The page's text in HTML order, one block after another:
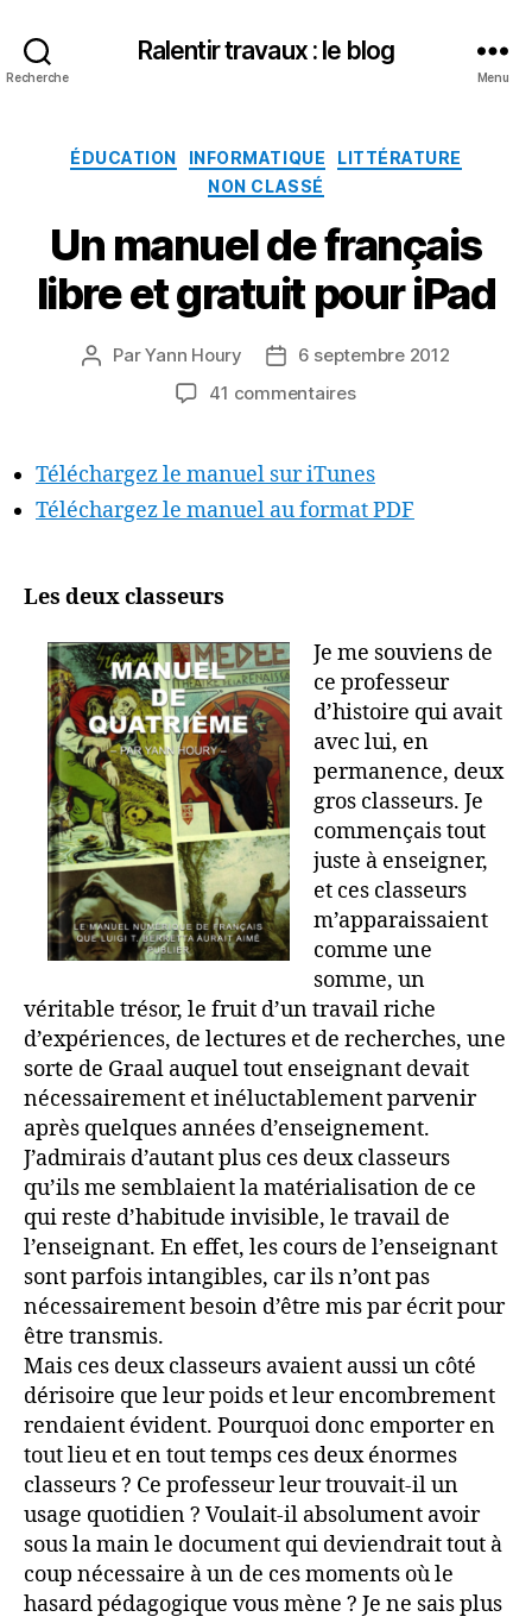
Recherche
Ralentir travaux : le blog
Menu
Catégories
ÉDUCATION INFORMATIQUE
LITTÉRATURE
NON CLASSÉ
Un manuel de français
libre et gratuit pour iPad
Auteur
ParYann Houry
Date6 septembre 2012
41 commentairessur
de
français
libre
Téléchargez le manuel sur iTunes
Téléchargez le manuel au format PDF
Les deux classeurs
Je me souviens de
ce professeur
d’histoire qui avait
avec lui, en
permanence, deux
gros classeurs. Je
commençais tout
juste à enseigner,
et ces classeurs
m’apparaissaient
comme une
somme, un
véritable trésor, le fruit d’un travail riche
d’expériences, de lectures et de recherches, une
sorte de Graal auquel tout enseignant devait
nécessairement et inéluctablement parvenir
après quelques années d’enseignement.
J’admirais d’autant plus ces deux classeurs
qu’ils me semblaient la matérialisation de ce
qui reste d’habitude invisible, le travail de
l’enseignant. En effet, les cours de l’enseignant
sont parfois intangibles, car ils n’ont pas
nécessairement besoin d’être mis par écrit pour
être transmis.
Mais ces deux classeurs avaient aussi un côté
dérisoire que leur poids et leur encombrement
rendaient évident. Pourquoi donc emporter en
tout lieu et en tout temps ces deux énormes
classeurs ? Ce professeur leur trouvait-il un
usage quotidien ? Voulait-il absolument avoir
sous la main le document qui deviendrait tout à
coup nécessaire à un de ces moments où le
hasard pédagogique vous mène ? Je ne sais plus